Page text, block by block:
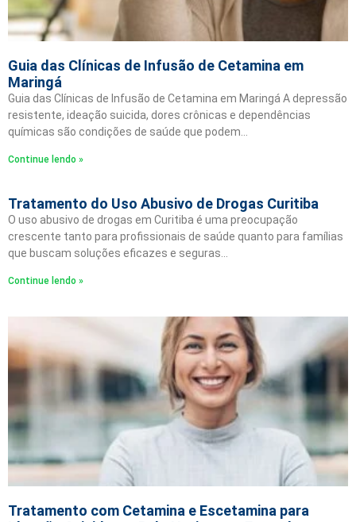
Guia das Clínicas de Infusão de Cetamina em
Maringá
Guia das Clínicas de Infusão de Cetamina em Maringá A depressão
resistente, ideação suicida, dores crônicas e dependências
químicas são condições de saúde que podem…
Continue lendo »
Tratamento do Uso Abusivo de Drogas Curitiba
O uso abusivo de drogas em Curitiba é uma preocupação
crescente tanto para profissionais de saúde quanto para famílias
que buscam soluções eficazes e seguras…
Continue lendo »
Tratamento com Cetamina e Escetamina para